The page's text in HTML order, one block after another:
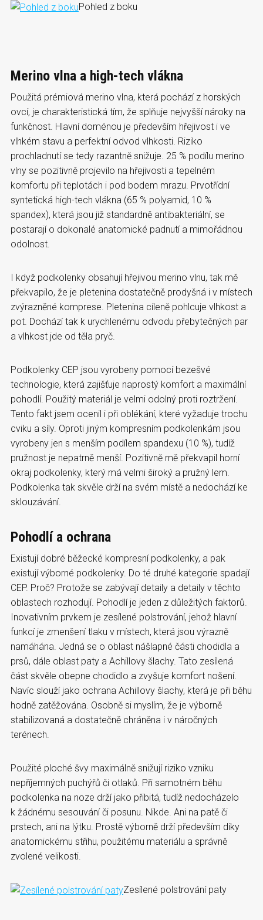
Pohled z boku
Merino vlna a high-tech vlákna
Použitá prémiová merino vlna, která pochází z horských
ovcí, je charakteristická tím, že splňuje nejvyšší nároky na
funkčnost. Hlavní doménou je především hřejivost i ve
vlhkém stavu a perfektní odvod vlhkosti. Riziko
prochladnutí se tedy razantně snižuje. 25 % podílu merino
vlny se pozitivně projevilo na hřejivosti a tepelném
komfortu při teplotách i pod bodem mrazu. Prvotřídní
syntetická high-tech vlákna (65 % polyamid, 10 %
spandex), která jsou již standardně antibakteriální, se
postarají o dokonalé anatomické padnutí a mimořádnou
odolnost.
I když podkolenky obsahují hřejivou merino vlnu, tak mě
překvapilo, že je pletenina dostatečně prodyšná i v místech
zvýrazněné komprese. Pletenina cíleně pohlcuje vlhkost a
pot. Dochází tak k urychlenému odvodu přebytečných par
a vlhkost jde od těla pryč.
Podkolenky CEP jsou vyrobeny pomocí bezešvé
technologie, která zajišťuje naprostý komfort a maximální
pohodlí. Použitý materiál je velmi odolný proti roztržení.
Tento fakt jsem ocenil i při oblékání, které vyžaduje trochu
cviku a síly. Oproti jiným kompresním podkolenkám jsou
vyrobeny jen s menším podílem spandexu (10 %), tudíž
pružnost je nepatrně menší. Pozitivně mě překvapil horní
okraj podkolenky, který má velmi široký a pružný lem.
Podkolenka tak skvěle drží na svém místě a nedochází ke
sklouzávání.
Pohodlí a ochrana
Existují dobré běžecké kompresní podkolenky, a pak
existují výborné podkolenky. Do té druhé kategorie spadají
CEP. Proč? Protože se zabývají detaily a detaily v těchto
oblastech rozhodují. Pohodlí je jeden z důležitých faktorů.
Inovativním prvkem je zesílené polstrování, jehož hlavní
funkcí je zmenšení tlaku v místech, která jsou výrazně
namáhána. Jedná se o oblast nášlapné části chodidla a
prsů, dále oblast paty a Achillovy šlachy. Tato zesílená
část skvěle obepne chodidlo a zvyšuje komfort nošení.
Navíc slouží jako ochrana Achillovy šlachy, která je při běhu
hodně zatěžována. Osobně si myslím, že je výborně
stabilizovaná a dostatečně chráněna i v náročných
terénech.
Použité ploché švy maximálně snižují riziko vzniku
nepříjemných puchýřů či otlaků. Při samotném běhu
podkolenka na noze drží jako přibitá, tudíž nedocházelo
k žádnému sesouvání či posunu. Nikde. Ani na patě či
prstech, ani na lýtku. Prostě výborně drží především díky
anatomickému střihu, použitému materiálu a správně
zvolené velikosti.
Zesílené polstrování paty